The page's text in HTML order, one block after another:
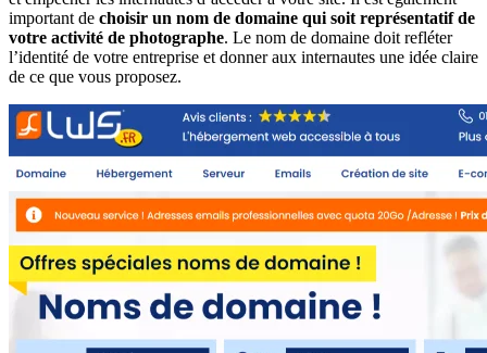
important de choisir un nom de domaine qui soit représentatif de
votre activité de photographe. Le nom de domaine doit refléter
l’identité de votre entreprise et donner aux internautes une idée claire
de ce que vous proposez.